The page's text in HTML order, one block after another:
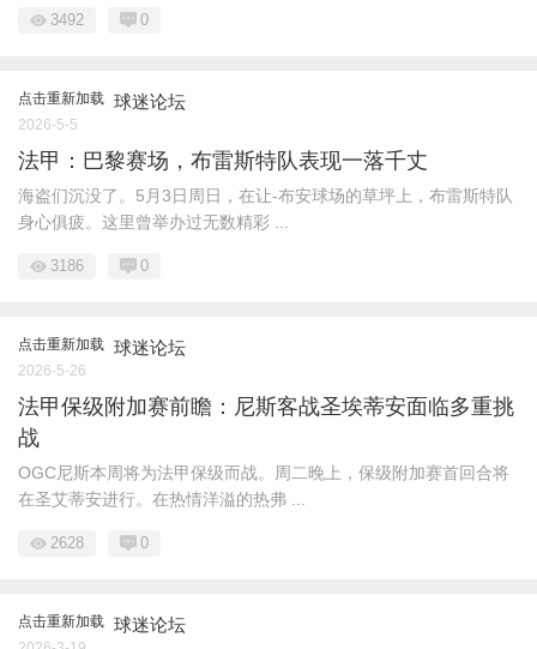
3492 0
点击重新加载 球迷论坛
2026-5-5
法甲：巴黎赛场，布雷斯特队表现一落千丈
海盗们沉没了。5月3日周日，在让-布安球场的草坪上，布雷斯特队
身心俱疲。这里曾举办过无数精彩 ...
3186 0
点击重新加载 球迷论坛
2026-5-26
法甲保级附加赛前瞻：尼斯客战圣埃蒂安面临多重挑
战
OGC尼斯本周将为法甲保级而战。周二晚上，保级附加赛首回合将
在圣艾蒂安进行。在热情洋溢的热弗 ...
2628 0
点击重新加载 球迷论坛